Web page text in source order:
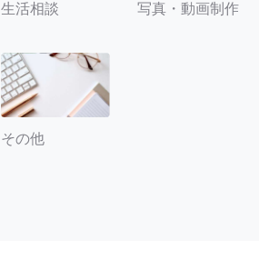
生活相談 写真・動画制作
その他